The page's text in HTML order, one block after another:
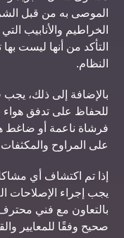
الموصى به من قبل
الخراطيم والأنابيب
التأكد من أنها ليست
النظام.
بالإضافة إلى ذلك،
للحفاظ على تدفق هواء
فرشاة ناعمة أو ضاغط
على المراوح
إذا تم اكتشاف أي
يجب إجراء الإصلاحات
بالتعاون مع فني
صحيح وفقًا للمعايير